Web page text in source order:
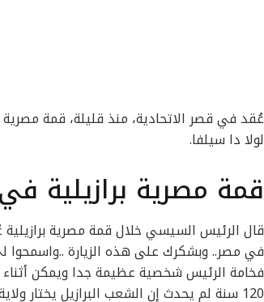
عُقد في قصر الاتحادية، منذ قليلة، قمة مصرية
لولا دا سيلفا.
قمة مصرية برازيلية في
قال الرئيس السيسي خلال قمة مصرية
في مصر.. وبشكرك على هذه الزيارة ..واسمحوا
فخامة الرئيس شخصية عظيمة جدا ويمكن أثناء
120 سنة لم يحدث إن الشعب البرازيل